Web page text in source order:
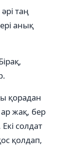
таң
анық
қорадан
жақ, бер
солдат
қолдап,